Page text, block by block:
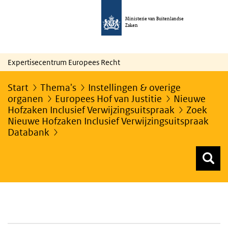
Ministerie van Buitenlandse
Zaken
Expertisecentrum Europees Recht
Start Thema's
Instellingen & overige
organen
Europees Hof van Justitie
Nieuwe
Hofzaken Inclusief Verwijzingsuitspraak
Zoek
Nieuwe Hofzaken Inclusief Verwijzingsuitspraak
Databank